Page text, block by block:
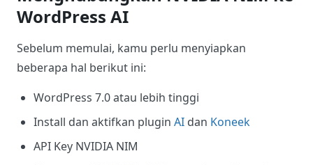
WordPress AI
Sebelum memulai, kamu perlu menyiapkan
beberapa hal berikut ini:
WordPress 7.0 atau lebih tinggi
Install dan aktifkan plugin AI dan Koneek
API Key NVIDIA NIM